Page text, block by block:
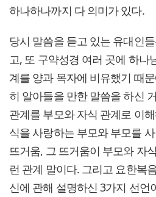
하나하나까지 다 의미가 있다.
당시 말씀을 듣고 있는 유대인
고, 또 구약성경 여러 곳에 하나
계를 양과 목자에 비유했기 때
히 알아들을 만한 말씀을 하신
관계를 부모와 자식 관계로 이
식을 사랑하는 부모와 부모를
뜨거움, 그 뜨거움이 부모와 자
런 관계 말이다. 그리고 요한복
신에 관해 설명하신 3가지 선언